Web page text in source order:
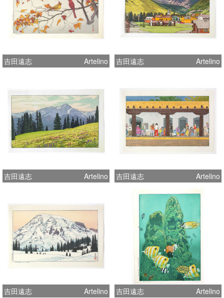
吉田遠志 Artelino 吉田遠志 Artelino
吉田遠志 Artelino 吉田遠志 Artelino
吉田遠志 Artelino 吉田遠志 Artelino